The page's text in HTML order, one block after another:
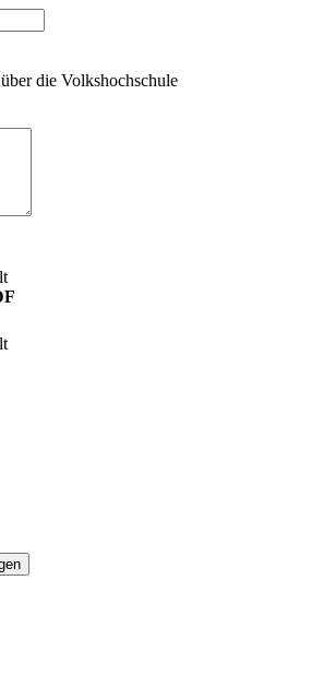
die Volkshochschule